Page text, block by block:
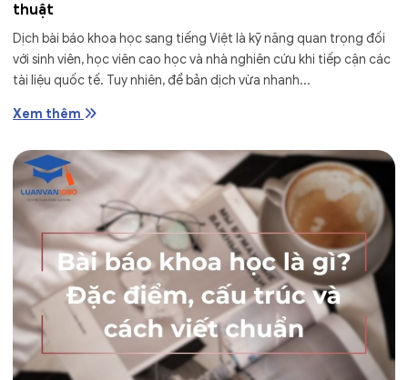
thuật
Dịch bài báo khoa học sang tiếng Việt là kỹ năng quan trọng đối
với sinh viên, học viên cao học và nhà nghiên cứu khi tiếp cận các
tài liệu quốc tế. Tuy nhiên, để bản dịch vừa nhanh...
Xem thêm